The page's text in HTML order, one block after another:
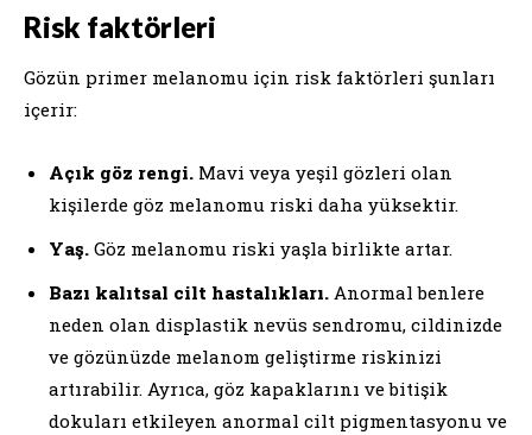
Risk faktörleri
Gözün primer melanomu için risk faktörleri şunları
içerir:
Açık göz rengi. Mavi veya yeşil gözleri olan
kişilerde göz melanomu riski daha yüksektir.
Yaş. Göz melanomu riski yaşla birlikte artar.
Bazı kalıtsal cilt hastalıkları. Anormal benlere
neden olan displastik nevüs sendromu, cildinizde
ve gözünüzde melanom geliştirme riskinizi
artırabilir. Ayrıca, göz kapaklarını ve bitişik
dokuları etkileyen anormal cilt pigmentasyonu ve